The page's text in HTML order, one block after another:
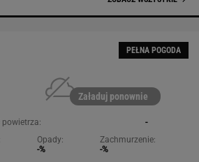
PEŁNA POGODA
Załaduj ponownie
-
Opady:
-%
Zachmurzenie:
-%